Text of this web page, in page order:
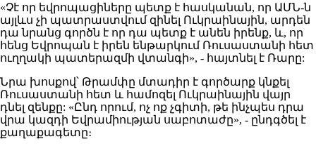
«Չէ որ եվրոպացիները պետք է հասկանան, որ ԱՄՆ-ն
այլևս չի պատրաստվում զինել Ուկրաինային, արդեն
դա նրանց գործն է որ դա պետք է անեն իրենք, և, որ
հենց Եվրոպան է իրեն ենթարկում Ռուսաստանի հետ
ուղղակի պատերազմի վտանգի», - հայտնել է Ռարը:
Նրա խոսքով՝ Թրամփը մտադիր է գործարք կնքել
Ռուսաստանի հետ և համոզել Ուկրաինային վայր
դնել զենքը: «Ընդ որում, ոչ ոք չգիտի, թե ինչպես դրա
վրա կազդի Եվրամիության սաբոտաժը», - ընդգծել է
քաղաքագետը։